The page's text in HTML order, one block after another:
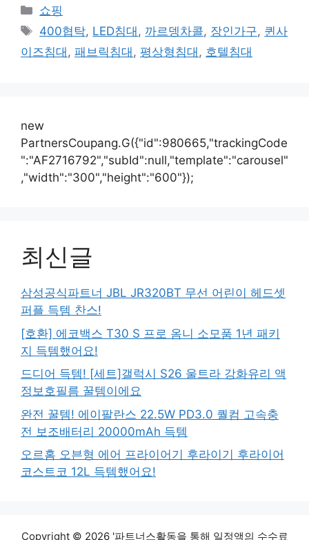
카
테
리
쇼핑
태
그
400협탁, LED침대 , 까르뎅차콜, 장인가구, 퀸사
이즈침대 , 패브릭침대 , 평상형침대 , 호텔침대
new
PartnersCoupang.G({"id":980665,"trackingCode
":"AF2716792","subId":null,"template":"carousel"
,"width":"300","height":"600"});
최신글
삼성공식파트너 JBL JR320BT 무선 어린이 헤드셋
퍼플 득템 찬스!
[호환] 에코백스 T30 S 프로 옴니 소모품 1년 패키
지 득템했어요!
드디어 득템! [세트]갤럭시 S26 울트라 강화유리 액
정보호필름 꿀템이에요
완전 꿀템! 에이팔란스 22.5W PD3.0 퀄컴 고속충
전 보조배터리 20000mAh 득템
오르홈 오븐형 에어 프라이어기 후라이기 후라이어
코스트코 12L 득템했어요!
Copyright © 2026 '파트너스활동을 통해 일정액의 수수료